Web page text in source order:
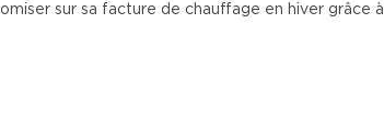
sur sa facture de chauffage en hiver grâce à